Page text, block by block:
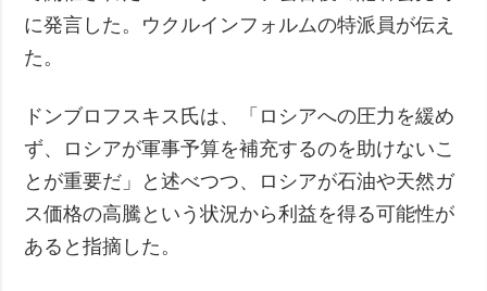
に発言した。ウクルインフォルムの特派員が伝え
た。
ドンブロフスキス氏は、「ロシアへの圧力を緩め
ず、ロシアが軍事予算を補充するのを助けないこ
とが重要だ」と述べつつ、ロシアが石油や天然ガ
ス価格の高騰という状況から利益を得る可能性が
あると指摘した。